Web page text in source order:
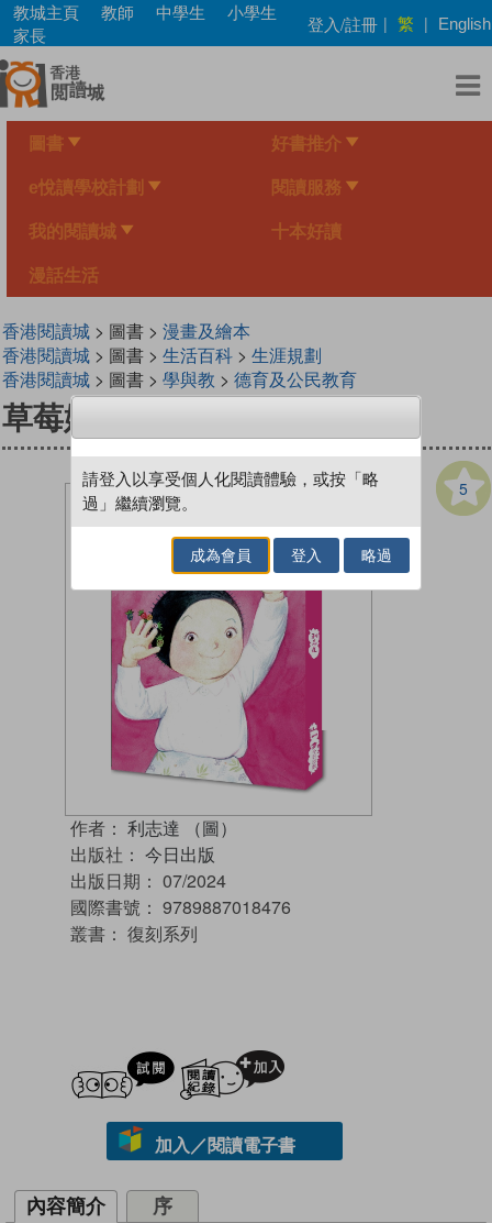
Skip
main
content
教城主頁 教師 中學生
小學生
家長
登入/註冊 | 繁 | English
圖書 好書推介
e悅讀學校計劃 閱讀服務
我的閱讀城 十本好讀
漫話生活
香港閱讀城> 圖書 > 漫畫及繪本
香港閱讀城> 圖書 > 生活百科> 生涯規劃
香港閱讀城> 圖書 > 學與教 > 德育及公民教育
草莓妹 2（平裝）
5
作者： 利志達 （圖）
出版社： 今日出版
出版日期： 07/2024
國際書號： 9789887018476
叢書： 復刻系列
試閲
加入／閱讀電子書
內容簡介 序
請登入以享受個人化閱讀體驗，或按「略
過」繼續瀏覽。
成為會員 登入 略過